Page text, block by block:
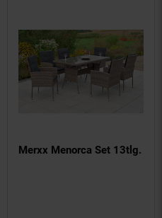
Sternen
Merxx Menorca Set 13tlg.